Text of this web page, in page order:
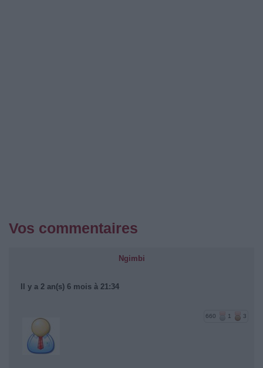
Vos commentaires
Ngimbi
Il y a 2 an(s) 6 mois à 21:34
660 1 3